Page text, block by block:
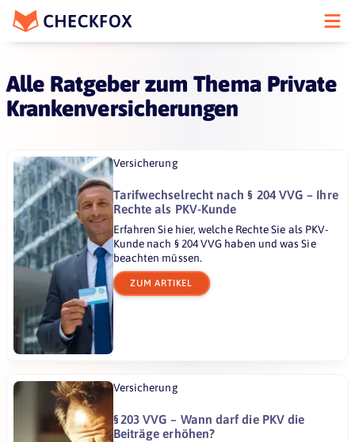
Alle Ratgeber zum Thema Private
Krankenversicherungen
Versicherung
Tarifwechselrecht nach § 204 VVG – Ihre
Rechte als PKV-Kunde
Erfahren Sie hier, welche Rechte Sie als PKV-
Kunde nach § 204 VVG haben und was Sie
beachten müssen.
ZUM ARTIKEL
Versicherung
§ 203 VVG – Wann darf die PKV die
Beiträge erhöhen?